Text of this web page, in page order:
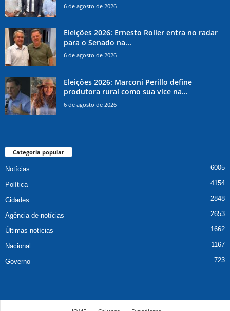
6 de agosto de 2026
Eleições 2026: Ernesto Roller entra no radar
para o Senado na...
6 de agosto de 2026
Eleições 2026: Marconi Perillo define
produtora rural como sua vice na...
6 de agosto de 2026
Categoria popular
Notícias 6005
Política 4154
Cidades 2848
Agência de notícias 2653
Últimas notícias 1662
Nacional 1167
Governo 723